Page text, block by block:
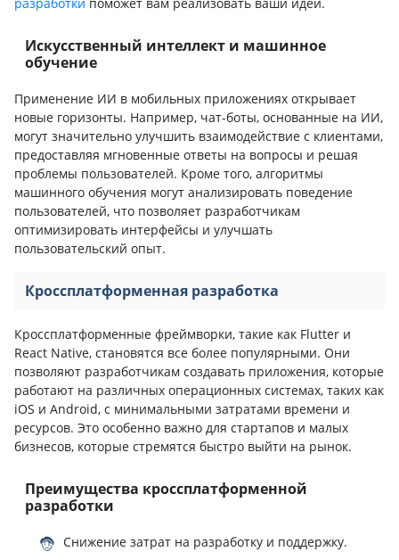
Искусственный интеллект и машинное
обучение
Применение ИИ в мобильных приложениях открывает
новые горизонты. Например, чат-боты, основанные на ИИ,
могут значительно улучшить взаимодействие с клиентами,
предоставляя мгновенные ответы на вопросы и решая
проблемы пользователей. Кроме того, алгоритмы
машинного обучения могут анализировать поведение
пользователей, что позволяет разработчикам
оптимизировать интерфейсы и улучшать
пользовательский опыт.
Кроссплатформенная разработка
Кроссплатформенные фреймворки, такие как Flutter и
React Native, становятся все более популярными. Они
позволяют разработчикам создавать приложения, которые
работают на различных операционных системах, таких как
iOS и Android, с минимальными затратами времени и
ресурсов. Это особенно важно для стартапов и малых
бизнесов, которые стремятся быстро выйти на рынок.
Преимущества кроссплатформенной
разработки
Снижение затрат на разработку и поддержку.